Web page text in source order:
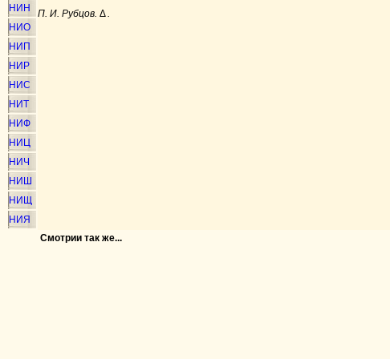
НИН
НИО
НИП
НИР
НИС
НИТ
НИФ
НИЦ
НИЧ
НИШ
НИЩ
НИЯ
П. И. Рубцов. Δ.
Смотрии так же...